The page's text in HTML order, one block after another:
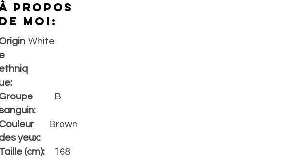
propos
de moi:
Origin
e
ethniq
ue:
White
Groupe
sanguin:
B
Couleur
des yeux:
Brown
Taille (cm):
168